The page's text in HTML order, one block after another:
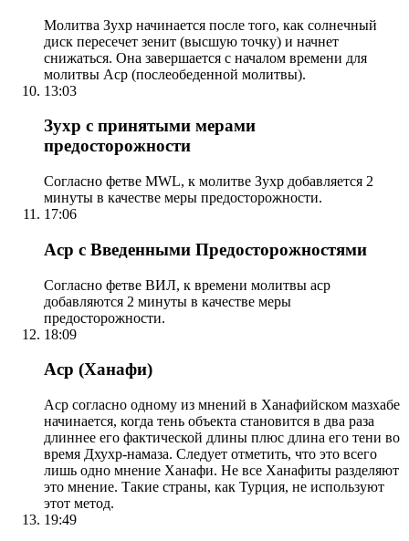
Молитва Зухр начинается после того, как солнечный
диск пересечет зенит (высшую точку) и начнет
снижаться. Она завершается с началом времени для
молитвы Аср (послеобеденной молитвы).
13:03
Зухр с принятыми мерами
предосторожности
Согласно фетве MWL, к молитве Зухр добавляется 2
минуты в качестве меры предосторожности.
17:06
Аср с Введенными Предосторожностями
Согласно фетве ВИЛ, к времени молитвы аср
добавляются 2 минуты в качестве меры
предосторожности.
18:09
Аср (Ханафи)
Аср согласно одному из мнений в Ханафийском мазхабе
начинается, когда тень объекта становится в два раза
длиннее его фактической длины плюс длина его тени во
время Дхухр-намаза. Следует отметить, что это всего
лишь одно мнение Ханафи. Не все Ханафиты разделяют
это мнение. Такие страны, как Турция, не используют
этот метод.
19:49